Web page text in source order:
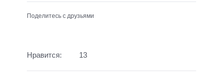
Поделитесь с друзьями
Нравится: 13